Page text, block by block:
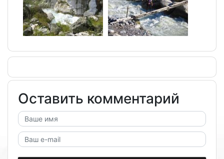
Оставить комментарий